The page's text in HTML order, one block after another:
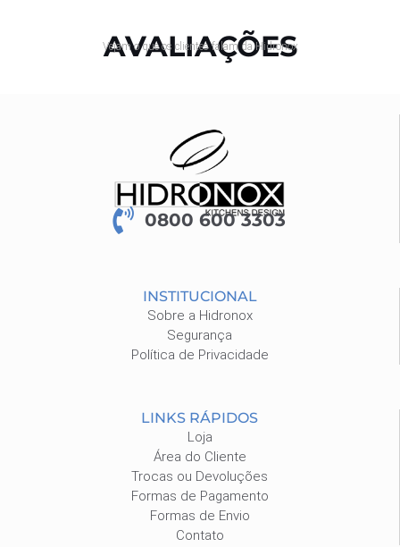
AVALIAÇÕES
Vejam o que os clientes falam da Hidronox
0800 600 3303
INSTITUCIONAL
Sobre a Hidronox
Segurança
Política de Privacidade
LINKS RÁPIDOS
Loja
Área do Cliente
Trocas ou Devoluções
Formas de Pagamento
Formas de Envio
Contato